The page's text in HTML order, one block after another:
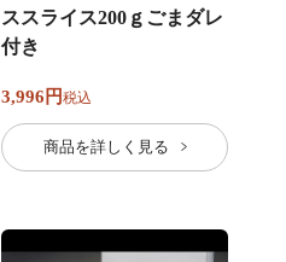
ススライス200ｇごまダレ
付き
3,996 税込
商品を詳しく見る